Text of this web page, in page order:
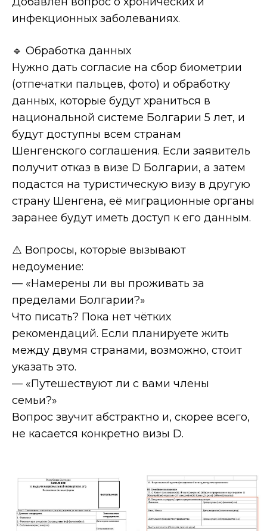
инфекционных заболеваниях.
🔹 Обработка данных
Нужно дать согласие на сбор биометрии
(отпечатки пальцев, фото) и обработку
данных, которые будут храниться в
национальной системе Болгарии 5 лет, и
будут доступны всем странам
Шенгенского соглашения. Если заявитель
получит отказ в визе D Болгарии, а затем
подастся на туристическую визу в другую
страну Шенгена, её миграционные органы
заранее будут иметь доступ к его данным.
⚠️ Вопросы, которые вызывают
недоумение:
— «Намерены ли вы проживать за
пределами Болгарии?»
Что писать? Пока нет чётких
рекомендаций. Если планируете жить
между двумя странами, возможно, стоит
указать это.
— «Путешествуют ли с вами члены
семьи?»
Вопрос звучит абстрактно и, скорее всего,
не касается конкретно визы D.